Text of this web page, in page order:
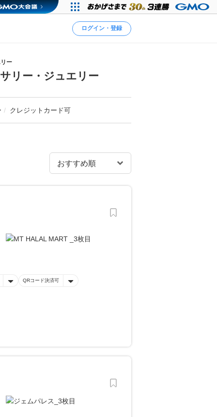
ログイン・登録
ー
リー・ジュエリー
クレジットカード可
QRコード決済可